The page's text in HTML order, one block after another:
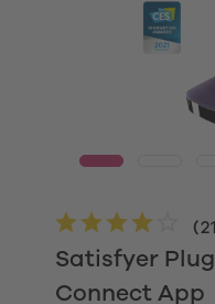
Satisfyer
Connect App
(21